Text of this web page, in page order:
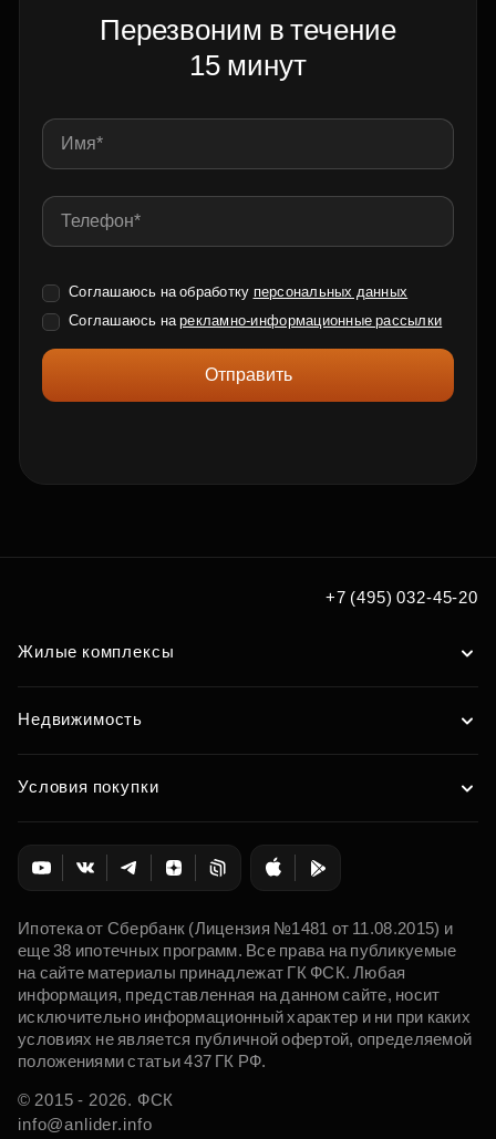
Перезвоним в течение
15 минут
Соглашаюсь на обработку персональных данных
Соглашаюсь нарекламно-информационные рассылки
Отправить
+7 (495) 032-45-20
Жилые комплексы
Недвижимость
Условия покупки
Ипотека от Сбербанк (Лицензия №1481 от 11.08.2015) и
еще 38 ипотечных программ. Все права на публикуемые
на сайте материалы принадлежат ГК ФСК. Любая
информация, представленная на данном сайте, носит
исключительно информационный характер и ни при каких
условиях не является публичной офертой, определяемой
положениями статьи 437 ГК РФ.
© 2015 - 2026. ФСК
info@anlider.info